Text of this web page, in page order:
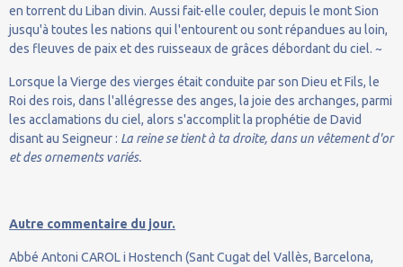
en torrent du Liban divin. Aussi fait-elle couler, depuis le mont Sion
jusqu'à toutes les nations qui l'entourent ou sont répandues au loin,
des fleuves de paix et des ruisseaux de grâces débordant du ciel. ~
Lorsque la Vierge des vierges était conduite par son Dieu et Fils, le
Roi des rois, dans l'allégresse des anges, la joie des archanges, parmi
les acclamations du ciel, alors s'accomplit la prophétie de David
disant au Seigneur : La reine se tient à ta droite, dans un vêtement d'or
et des ornements variés.
Autre commentaire du jour.
Abbé Antoni CAROL i Hostench (Sant Cugat del Vallès, Barcelona,